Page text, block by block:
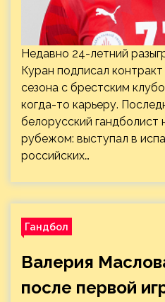
Недавно 24-летний
Куран подписал
сезона с брестским
когда-то карьеру.
белорусский гандболист
рубежом: выступал в
российских…
Гандбол
Валерия
после первой